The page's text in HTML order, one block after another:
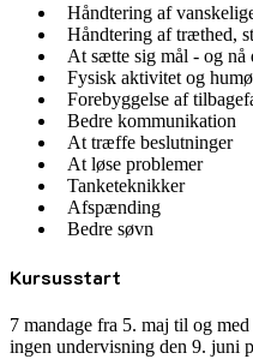
Håndtering af
Håndtering af træthed,
At sætte sig mål - og nå
Fysisk aktivitet og
Forebyggelse af
Bedre kommunikation
At træffe beslutninger
At løse problemer
Tanketeknikker
Afspænding
Bedre søvn
Kursusstart
7 mandage fra 5. maj til og
ingen undervisning den 9. juni